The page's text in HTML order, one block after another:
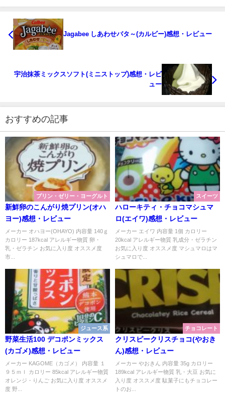
Jagabee しあわせバタ～(カルビー)感想・レビュー
宇治抹茶ミックスソフト(ミニストップ)感想・レビ
ュー
おすすめの記事
プリン・ゼリー・ヨーグルト
新鮮卵のこんがり焼プリン(オハ
ヨー)感想・レビュー
メーカー オハヨー(OHAYO) 内容量 140ｇ
カロリー 187kcal アレルギー物質 卵・
乳・ゼラチン お気に入り度 オススメ度
市...
スイーツ
ハローキティ・チョコマシュマ
ロ(エイワ)感想・レビュー
メーカー エイワ 内容量 1個 カロリー
20kcal アレルギー物質 乳成分・ゼラチン
お気に入り度 オススメ度 マシュマロはマ
シュマロで...
ジュース系
野菜生活100 デコポンミックス
(カゴメ)感想・レビュー
メーカー KAGOME（カゴメ） 内容量 １
９５ｍｌ カロリー 85kcal アレルギー物質
オレンジ・りんご お気に入り度 オススメ
度 野...
チョコレート
クリスピークリスチョコ(やおき
ん)感想・レビュー
メーカー やおきん 内容量 35g カロリー
189kcal アレルギー物質 乳・大豆 お気に
入り度 オススメ度 駄菓子にもチョコレー
トのお...